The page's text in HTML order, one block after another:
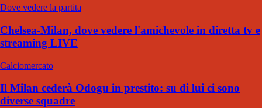
Dove vedere la partita
Chelsea-Milan, dove vedere l'amichevole in diretta tv e
streaming LIVE
Calciomercato
Il Milan cederà Odogu in prestito: su di lui ci sono
diverse squadre